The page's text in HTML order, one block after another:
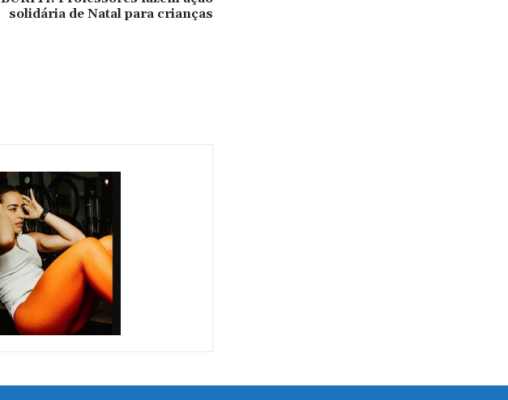
solidária de Natal para crianças